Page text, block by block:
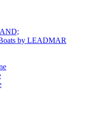
by LEADMAR